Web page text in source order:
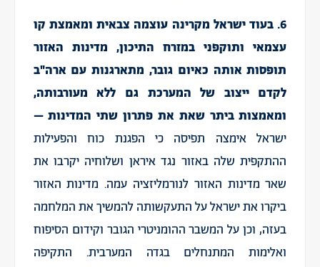
6. בעוד ישראל מקרינה עוצמה צבאית ומאמצת קו
עצמאי ותוקפני במזרח התיכון, מדינות האזור
תופסות אותה כאיום גובר, מתארגנות עם ארה"ב
לקדם ייצוב של המערכת גם ללא מעורבותה,
ומאמצות ביתר שאת את פתרון שתי המדינות –
ישראל אימצה תפיסה כי הפגנת כוח והפעילות
ההתקפית שלה באזור נגד איראן ושלוחיה יקרבו את
שאר מדינות האזור לנורמליזציה עמה. מדינות האזור
ביקרו את ישראל על התעקשותה להמשיך את המלחמה
בעזה, וכן על המשבר ההומניטרי הגובר וקידום הסיפוח
ואלימות המתנחלים בגדה המערבית. התקיפה